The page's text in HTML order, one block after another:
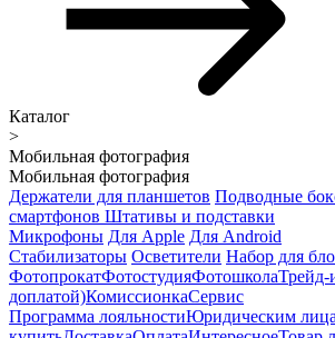
Каталог
>
Мобильная фотография
Мобильная фотография
Держатели для планшетов Подводные
смартфонов Штативы и подставки
Микрофоны Для Apple Для Android
Стабилизаторы Осветители Набор для
ФотопрокатФотостудияФотошколаТрейд-
доплатой)КомиссионкаСервис
Программа лояльностиЮридическим